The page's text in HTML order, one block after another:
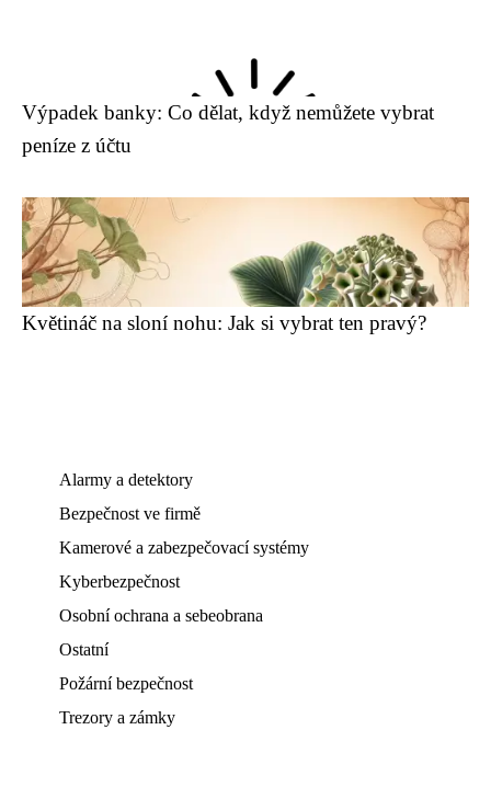
Výpadek banky: Co dělat, když nemůžete vybrat
peníze z účtu
Květináč na sloní nohu: Jak si vybrat ten pravý?
Alarmy a detektory
Bezpečnost ve firmě
Kamerové a zabezpečovací systémy
Kyberbezpečnost
Osobní ochrana a sebeobrana
Ostatní
Požární bezpečnost
Trezory a zámky